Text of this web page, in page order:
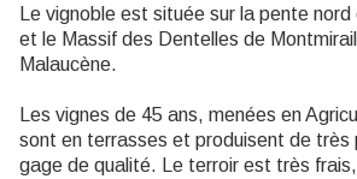
Le vignoble est située sur la pente
et le Massif des Dentelles de
Malaucène.
Les vignes de 45 ans, menées en
sont en terrasses et produisent de
gage de qualité. Le terroir est très